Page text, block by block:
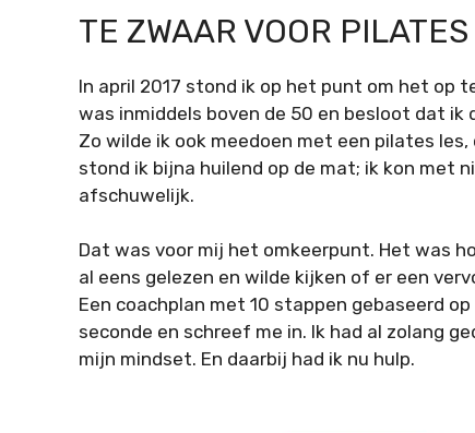
TE ZWAAR VOOR PILATES
In april 2017 stond ik op het punt om het op
was inmiddels boven de 50 en besloot dat
Zo wilde ik ook meedoen met een pilates
stond ik bijna huilend op de mat; ik kon met
afschuwelijk.
Dat was voor mij het omkeerpunt. Het was
al eens gelezen en wilde kijken of er een
Een coachplan met 10 stappen gebaseerd op
seconde en schreef me in. Ik had al zolang
mijn mindset. En daarbij had ik nu hulp.